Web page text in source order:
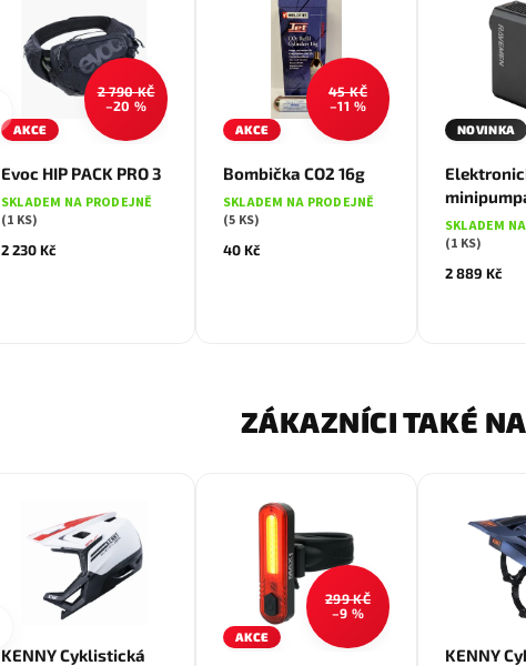
AKCE
2 790 KČ
–20 %
Evoc HIP PACK PRO 3
SKLADEM NA PRODEJNĚ
(1 KS)
2 230 Kč
Zelená AKCE
45 KČ
–11 %
Bombička CO2 16g
SKLADEM NA PRODEJNĚ
(5 KS)
40 Kč
NOVINKA
SKLADEM
(1 KS)
2 889 Kč
ZÁKAZNÍCI TAKÉ
KENNY Cyklistická
AKCE
299 KČ
–9 %
KENNY